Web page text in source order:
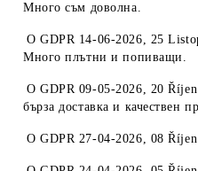
Много съм доволна.
OGDPR 14-06-2026, 25
Много плътни и попиващи.
OGDPR 09-05-2026, 20
бърза доставка и качествен
OGDPR 27-04-2026, 08